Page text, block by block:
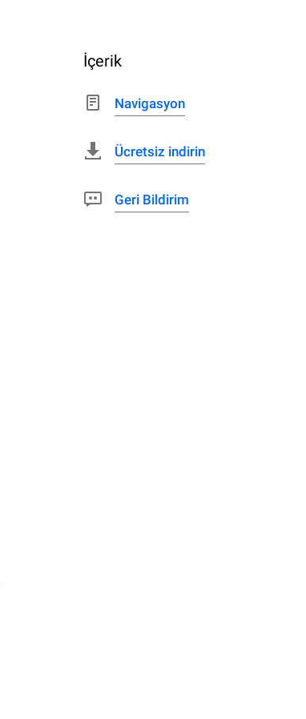
İçerik
Navigasyon
Ücretsiz indirin
Geri Bildirim